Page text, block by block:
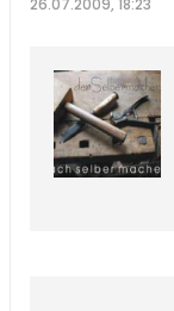
26.07.2009, 18:23